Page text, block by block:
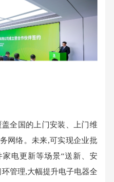
全国的上门安装、上门维
网络。未来,可实现企业批
电更新等场景“送新、安
管理,大幅提升电子电器全